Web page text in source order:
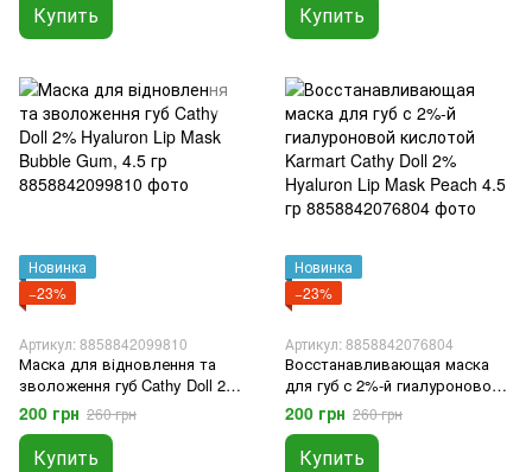
Купить Купить
Новинка
−23%
Артикул: 8858842099810
Маска для відновлення та
зволоження губ Cathy Doll 2%
Hyaluron Lip Mask Bubble Gum,
4.5 гр
200 грн 260 грн
Купить
Новинка
−23%
Артикул: 8858842076804
Восстанавливающая маска
для губ с 2%-й гиалуроновой
кислотой Karmart Cathy Doll
2% Hyaluron Lip Mask Peach
4.5 гр
200 грн 260 грн
Купить